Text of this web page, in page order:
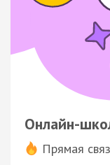
Онлайн-
Прямая